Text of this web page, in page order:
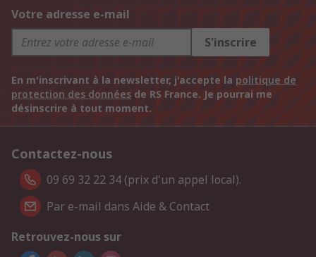
Votre adresse e-mail
S'inscrire
En m'inscrivant à la newsletter, j'accepte la politique de
protection des données de RS France. Je pourrai me
désinscrire à tout moment.
Contactez-nous
09 69 32 22 34 (prix d'un appel local).
Par e-mail dans Aide & Contact
Retrouvez-nous sur